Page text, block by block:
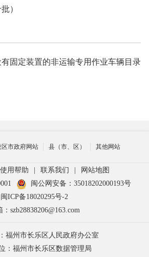
）
固定装置的非运输专用作业车辆目录
区市政府网站 县（市、区） 其他网站
使用帮助 联系我们
网站地图
闽公网安备：35018202000193号
闽ICP备18020295号-2
：szb28838206@163.com
福州市长乐区人民政府办公室
：福州市长乐区数据管理局